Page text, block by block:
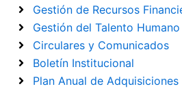
Gestión de Recursos
Gestión del Talento Humano
Circulares y Comunicados
Boletín Institucional
Plan Anual de Adquisiciones